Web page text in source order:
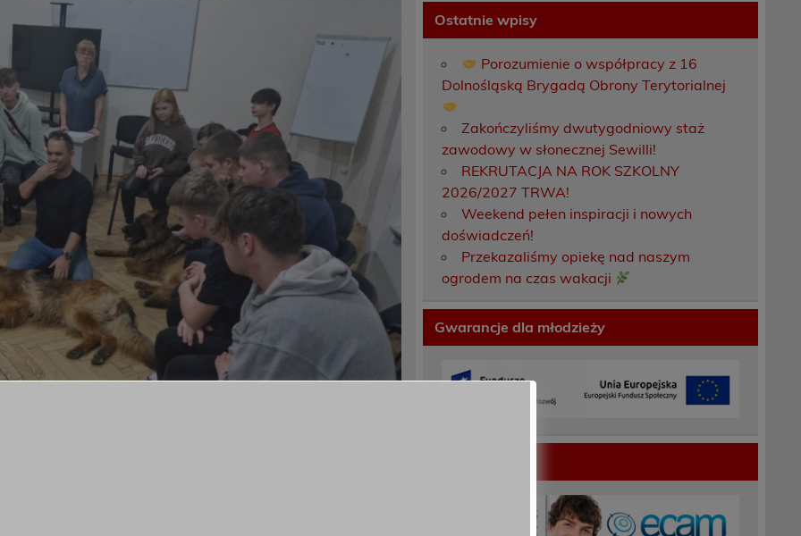
Ostatnie wpisy
Porozumienie o współpracy z 16
Dolnośląską Brygadą Obrony Terytorialnej
Zakończyliśmy dwutygodniowy staż
zawodowy w słonecznej Sewilli!
REKRUTACJA NA ROK SZKOLNY
2026/2027 TRWA!
Weekend pełen inspiracji i nowych
doświadczeń!
Przekazaliśmy opiekę nad naszym
ogrodem na czas wakacji
Gwarancje dla młodzieży